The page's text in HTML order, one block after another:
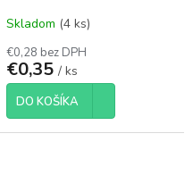
Skladom (4 ks)
€0,28 bez DPH
€0,35 / ks
DO KOŠÍKA